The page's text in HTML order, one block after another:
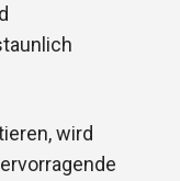
wird